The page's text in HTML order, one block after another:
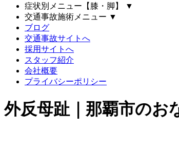
症状別メニュー【膝・脚】
▼
交通事故施術メニュー ▼
ブログ
交通事故サイトへ
採用サイトへ
スタッフ紹介
会社概要
プライバシーポリシー
外反母趾｜那覇市のお